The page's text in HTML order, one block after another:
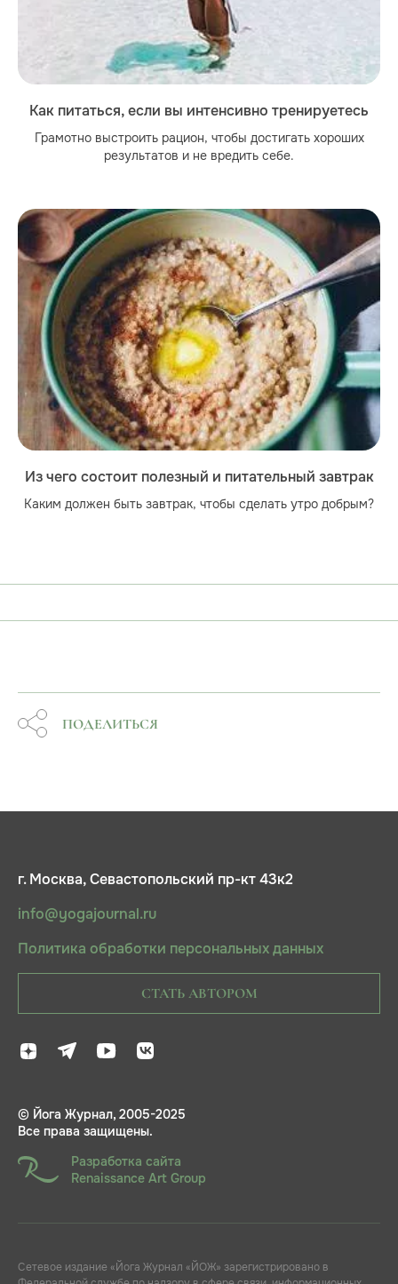
Как питаться, если вы интенсивно тренируетесь
Грамотно выстроить рацион, чтобы достигать хороших
результатов и не вредить себе.
Из чего состоит полезный и питательный завтрак
Каким должен быть завтрак, чтобы сделать утро добрым?
ПОДЕЛИТЬСЯ
г. Москва, Севастопольский пр-кт 43к2
info@yogajournal.ru
Политика обработки персональных данных
СТАТЬ АВТОРОМ
© Йога Журнал, 2005-2025
Все права защищены.
Разработка сайта
Renaissance Art Group
Сетевое издание «Йога Журнал «ЙОЖ» зарегистрировано в